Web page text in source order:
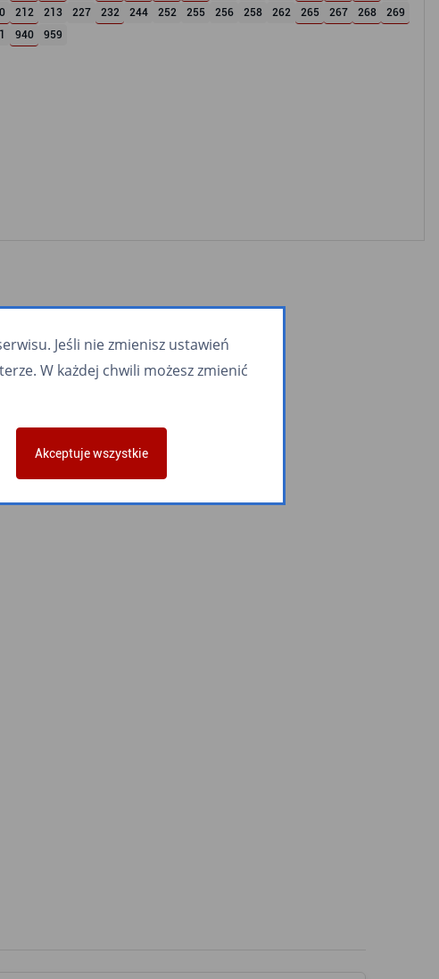
212 213 227 232 244 252 255 256 258 262 265 267 268
269
940 959
Jeśli nie zmienisz ustawień
W każdej chwili możesz zmienić
Akceptuje wszystkie